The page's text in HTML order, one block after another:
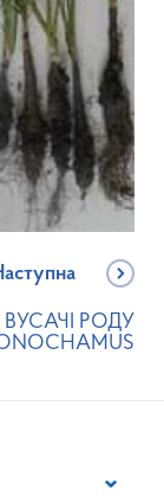
ВУСАЧІ РОДУ